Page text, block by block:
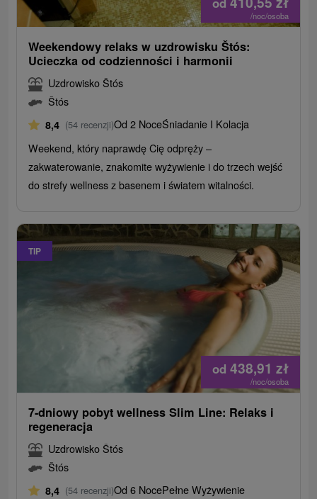
/noc/osoba
Weekendowy relaks w uzdrowisku Štós:
Ucieczka od codzienności i harmonii
Uzdrowisko Štós
Štós
8,4 (54 recenzji)Od 2 NoceŚniadanie I Kolacja
Weekend, który naprawdę Cię odpręży –
zakwaterowanie, znakomite wyżywienie i do trzech wejść
do strefy wellness z basenem i światem witalności.
TIP
od 438,91 zł
/noc/osoba
7-dniowy pobyt wellness Slim Line: Relaks i
regeneracja
Uzdrowisko Štós
Štós
8,4 (54 recenzji)Od 6 NocePełne Wyżywienie